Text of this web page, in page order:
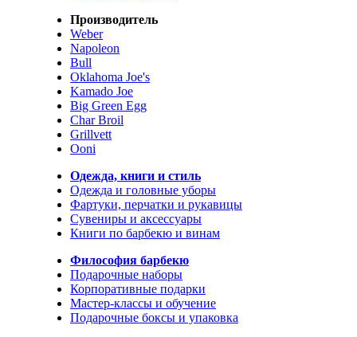
Производитель
Weber
Napoleon
Bull
Oklahoma Joe's
Kamado Joe
Big Green Egg
Char Broil
Grillvett
Ooni
Одежда, книги и стиль
Одежда и головные уборы
Фартуки, перчатки и рукавицы
Сувениры и аксессуары
Книги по барбекю и винам
Философия барбекю
Подарочные наборы
Корпоративные подарки
Мастер-классы и обучение
Подарочные боксы и упаковка